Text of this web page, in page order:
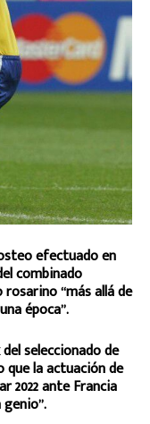
efectuado en
combinado
rosarino “más allá de
época”.
seleccionado de
la actuación de
2022 ante Francia